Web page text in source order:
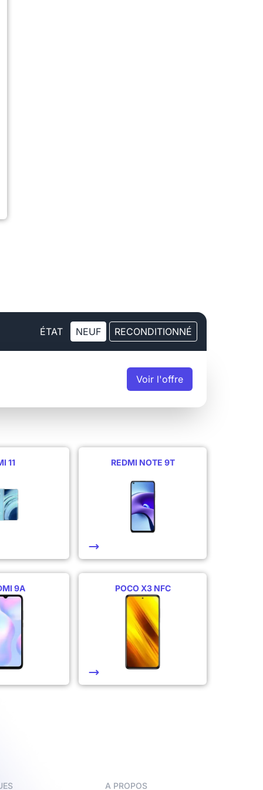
ÉTAT NEUF RECONDITIONNÉ
Voir l'offre
11 REDMI NOTE 9T
9A POCO X3 NFC
A PROPOS